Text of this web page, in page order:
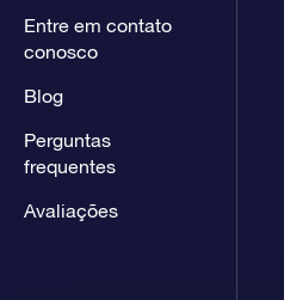
Entre em contato
conosco
Blog
Perguntas
frequentes
Avaliações